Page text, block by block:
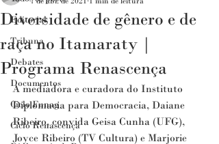
Editorial
Tribuna
Debates
Documentos
Ciclo Funag
Ciclo Renascença
Diversidade de gênero e de
raça no Itamaraty |
Programa Renascença
A mediadora e curadora do Instituto
Diplomacia para Democracia, Daiane
Ribeiro, convida Geisa Cunha (UFG),
Joyce Ribeiro (TV Cultura) e Marjorie